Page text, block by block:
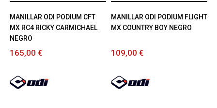
MANILLAR ODI PODIUM CFT
MX RC4 RICKY CARMICHAEL
NEGRO
165,00 €
MANILLAR ODI PODIUM FLIGHT
MX COUNTRY BOY NEGRO
109,00 €